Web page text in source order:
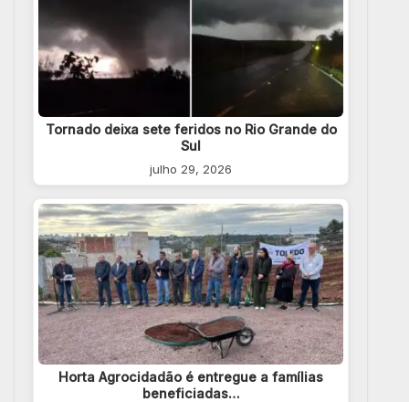
Tornado deixa sete feridos no Rio Grande do
Sul
julho 29, 2026
Horta Agrocidadão é entregue a famílias
beneficiadas…